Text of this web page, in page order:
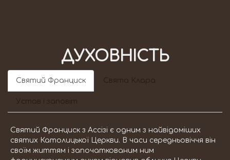
ДУХОВНІСТЬ
Святий Франциск Свята Клара
Устав і заповіт
Святий Франциск з Ассізі є одним з найвідоміших
святих Католицької Церкви. В часи середньовіччя він
своїм життям і започаткованим ним